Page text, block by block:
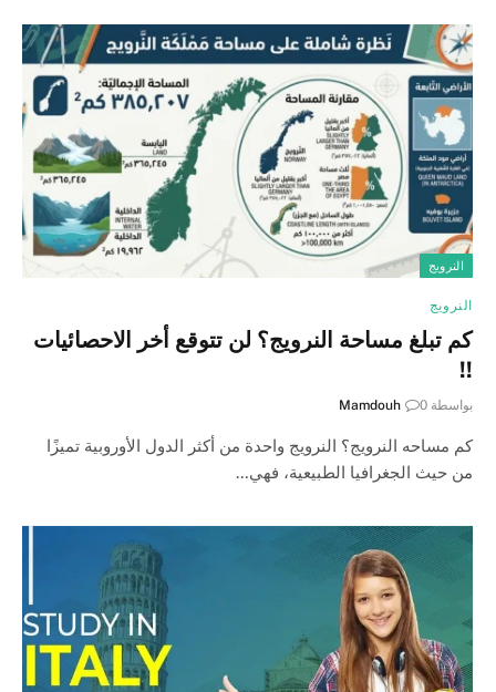
النرويج
النرويج
كم تبلغ مساحة النرويج؟ لن تتوقع أخر الاحصائيات
!!
بواسطة Mamdouh 0
كم مساحه النرويج؟ النرويج واحدة من أكثر الدول الأوروبية تميزًا
من حيث الجغرافيا الطبيعية، فهي…